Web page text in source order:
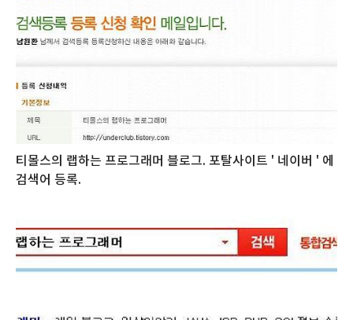
티몰스의 랩하는 프로그래머 블로그. 포탈사이트 ' 네이버 ' 에
검색어 등록.